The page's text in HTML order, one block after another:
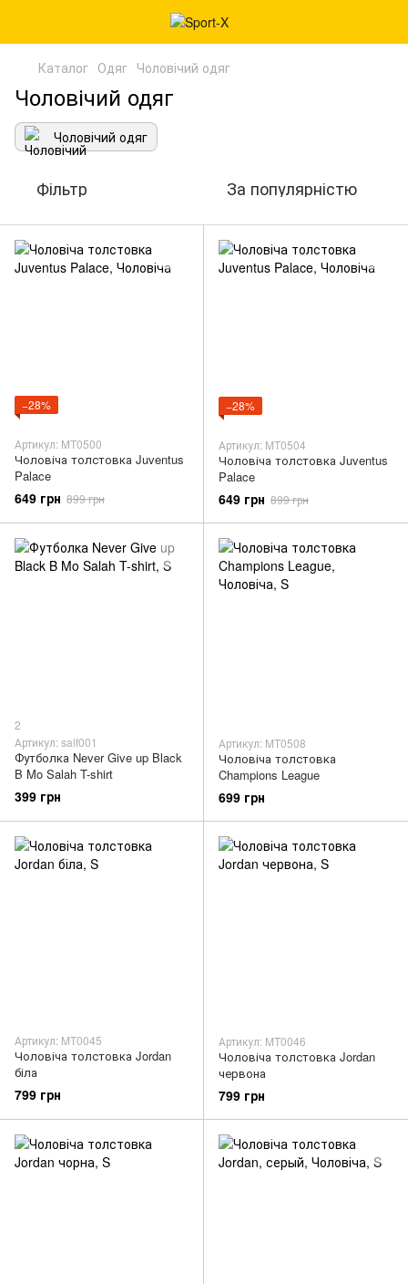
Каталог Одяг Чоловічий одяг
Чоловічий одяг
Чоловічий одяг
Фільтр За популярністю
−28%
Артикул: MT0500
Чоловіча толстовка Juventus
Palace
649 грн 899 грн
−28%
Артикул: MT0504
Чоловіча толстовка Juventus
Palace
649 грн 899 грн
2
Артикул: salf001
Футболка Never Give up Black
B Mo Salah T-shirt
399 грн
Артикул: MT0508
Чоловіча толстовка
Champions League
699 грн
Артикул: MT0045
Чоловіча толстовка Jordan
біла
799 грн
Артикул: MT0046
Чоловіча толстовка Jordan
червона
799 грн